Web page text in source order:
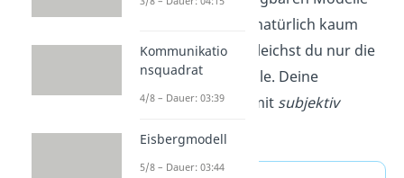
vergleichen. Das ist natürlich kaum
möglich. Daher vergleichst du nur die
bekanntesten Modelle. Deine
Entscheidung ist somit subjektiv
rational
Kommunikatio
nsquadrat
4/8 – Dauer: 03:39
Eisbergmodell
5/8 – Dauer: 03:44